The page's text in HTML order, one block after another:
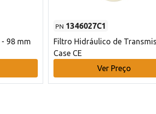
98 mm
PN 1346027C1
Filtro Hidráulico de
Case CE
Ver Preço